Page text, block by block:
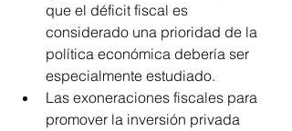
que el déficit fiscal es
considerado una prioridad de la
política económica debería ser
especialmente estudiado.
Las exoneraciones fiscales para
promover la inversión privada